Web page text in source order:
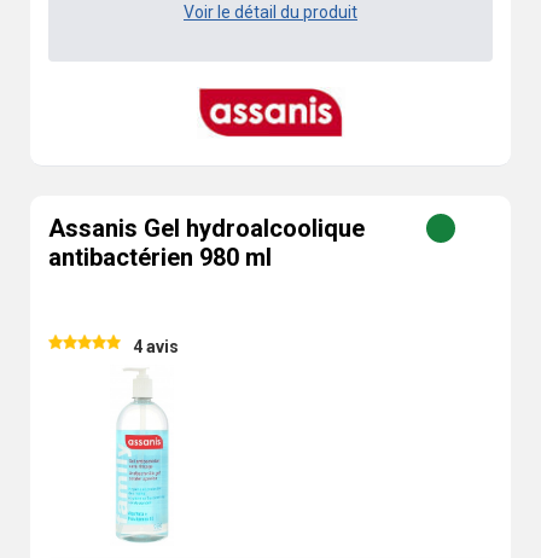
Voir le détail du produit
Assanis Gel hydroalcoolique
antibactérien 980 ml
4 avis